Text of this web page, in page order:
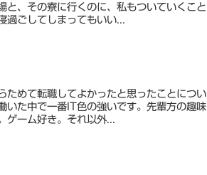
と、その寮に行くのに、私もついていくこと
ごしてしまってもいい...
ためて転職してよかったと思ったことについ
いた中で一番IT色の強いです。先輩方の趣味
ゲーム好き。それ以外...